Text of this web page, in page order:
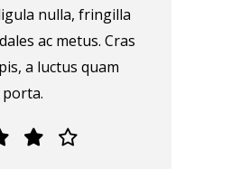
nulla, fringilla
ac metus. Cras
a luctus quam